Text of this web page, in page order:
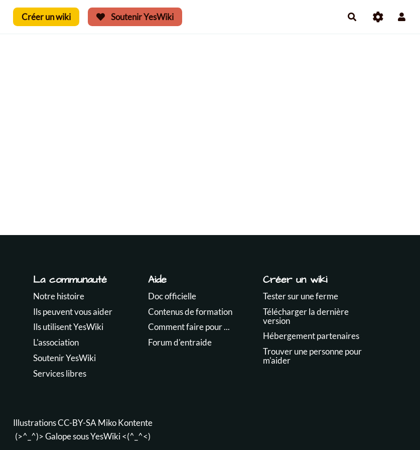
Créer un wiki Soutenir YesWiki
La communauté
Notre histoire
Ils peuvent vous aider
Ils utilisent YesWiki
L'association
Soutenir YesWiki
Services libres
Aide
Doc officielle
Contenus de formation
Comment faire pour ...
Forum d'entraide
Créer un wiki
Tester sur une ferme
Télécharger la dernière
version
Hébergement partenaires
Trouver une personne pour
m'aider
Illustrations CC-BY-SAMiko Kontente
(>^_^)> Galope sousYesWiki<(^_^<)